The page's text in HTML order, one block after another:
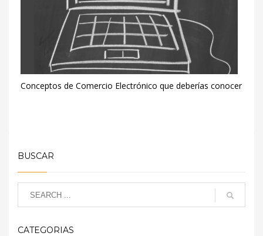
Conceptos de Comercio Electrónico que deberías conocer
BUSCAR
CATEGORIAS